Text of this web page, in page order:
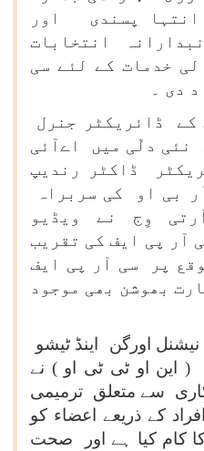
انتہا پسندی اور
انتخابات
خدمات کے لئے سی
دی ۔
ڈائریکٹر جنرل
نئی دلّی میں اےآئی
ڈاکٹر رندیپ
بی او کی سربراہ
وِج نے ویڈیو
آر پی ایف کی تقریب
پر سی آر پی ایف
بھوشن بھی موجود
اورگن اینڈ ٹیشو
( این او ٹی ٹی او ) نے
سے متعلق ترمیمی
کے تحت افراد کے ذریعے اعضاء کو
کام کیا ہے اور صحت